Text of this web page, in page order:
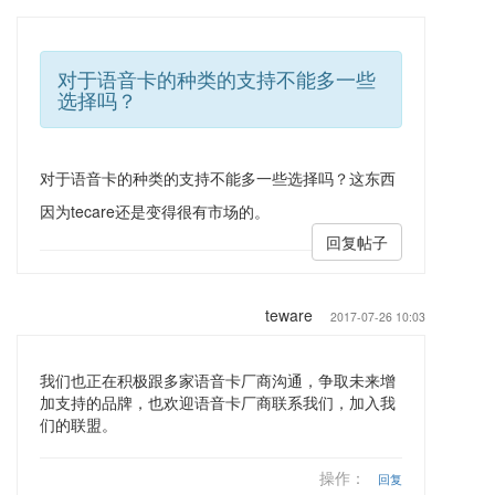
对于语音卡的种类的支持不能多一些
选择吗？
对于语音卡的种类的支持不能多一些选择吗？这东西
因为tecare还是变得很有市场的。
回复帖子
teware 2017-07-26 10:03
我们也正在积极跟多家语音卡厂商沟通，争取未来增
加支持的品牌，也欢迎语音卡厂商联系我们，加入我
们的联盟。
操作： 回复